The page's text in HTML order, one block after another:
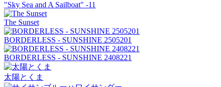
"Sky Sea and A Sailboat" -11
The Sunset
BORDERLESS - SUNSHINE 2505201
BORDERLESS - SUNSHINE 2408221
太陽とくま